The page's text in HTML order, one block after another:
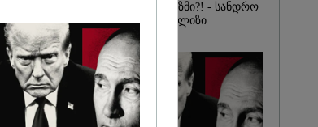
არაპროფესიონალიზმი?! - სანდრო
თვალჭრელიძის ანალიზი